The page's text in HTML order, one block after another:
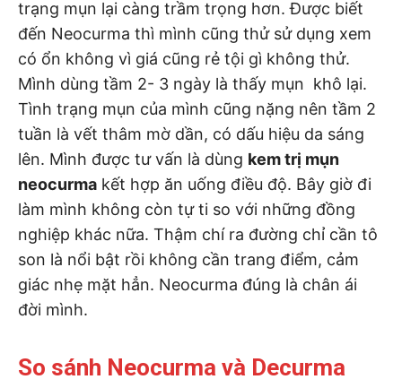
trạng mụn lại càng trầm trọng hơn. Được biết
đến Neocurma thì mình cũng thử sử dụng xem
có ổn không vì giá cũng rẻ tội gì không thử.
Mình dùng tầm 2- 3 ngày là thấy mụn khô lại.
Tình trạng mụn của mình cũng nặng nên tầm 2
tuần là vết thâm mờ dần, có dấu hiệu da sáng
lên. Mình được tư vấn là dùng kem trị mụn
neocurma kết hợp ăn uống điều độ. Bây giờ đi
làm mình không còn tự ti so với những đồng
nghiệp khác nữa. Thậm chí ra đường chỉ cần tô
son là nổi bật rồi không cần trang điểm, cảm
giác nhẹ mặt hẳn. Neocurma đúng là chân ái
đời mình.
So sánh Neocurma và Decurma